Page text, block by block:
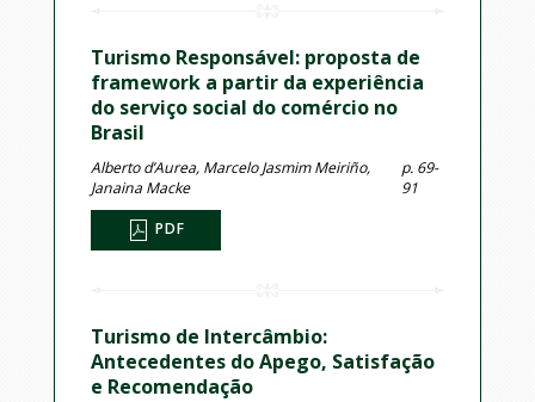
Turismo Responsável: proposta de
framework a partir da experiência
do serviço social do comércio no
Brasil
Alberto d’Aurea, Marcelo Jasmim Meiriño,
Janaina Macke
p. 69-
91
PDF
Turismo de Intercâmbio:
Antecedentes do Apego, Satisfação
e Recomendação